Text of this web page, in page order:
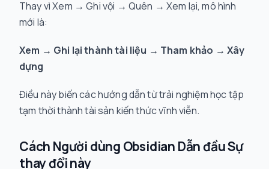
Thay vìXem → Ghi vội → Quên → Xem lại, mô hình
mới là:
Xem → Ghi lại thành tài liệu → Tham khảo → Xây
dựng
Điều này biến các hướng dẫn từ trải nghiệm học tập
tạm thời thành tài sản kiến thức vĩnh viễn.
Cách Người dùng Obsidian Dẫn đầu Sự
thay đổi này